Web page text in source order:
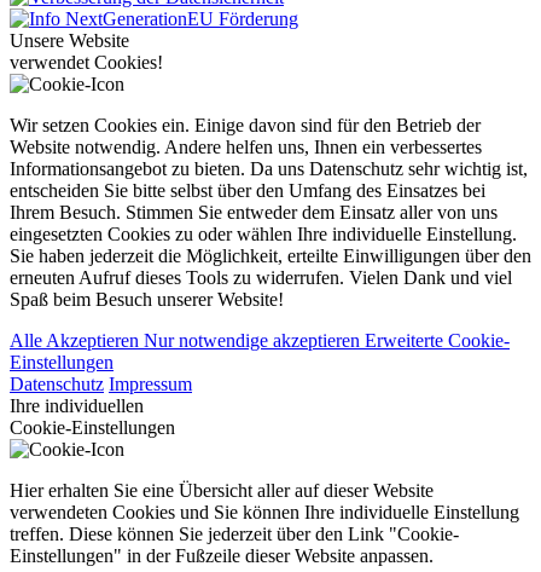
Unsere Website
verwendet Cookies!
Wir setzen Cookies ein. Einige davon sind für den Betrieb der
Website notwendig. Andere helfen uns, Ihnen ein verbessertes
Informationsangebot zu bieten. Da uns Datenschutz sehr wichtig ist,
entscheiden Sie bitte selbst über den Umfang des Einsatzes bei
Ihrem Besuch. Stimmen Sie entweder dem Einsatz aller von uns
eingesetzten Cookies zu oder wählen Ihre individuelle Einstellung.
Sie haben jederzeit die Möglichkeit, erteilte Einwilligungen über den
erneuten Aufruf dieses Tools zu widerrufen. Vielen Dank und viel
Spaß beim Besuch unserer Website!
Alle Akzeptieren Nur notwendige akzeptieren Erweiterte Cookie-
Einstellungen
Datenschutz Impressum
Ihre individuellen
Cookie-Einstellungen
Hier erhalten Sie eine Übersicht aller auf dieser Website
verwendeten Cookies und Sie können Ihre individuelle Einstellung
treffen. Diese können Sie jederzeit über den Link "Cookie-
Einstellungen" in der Fußzeile dieser Website anpassen.